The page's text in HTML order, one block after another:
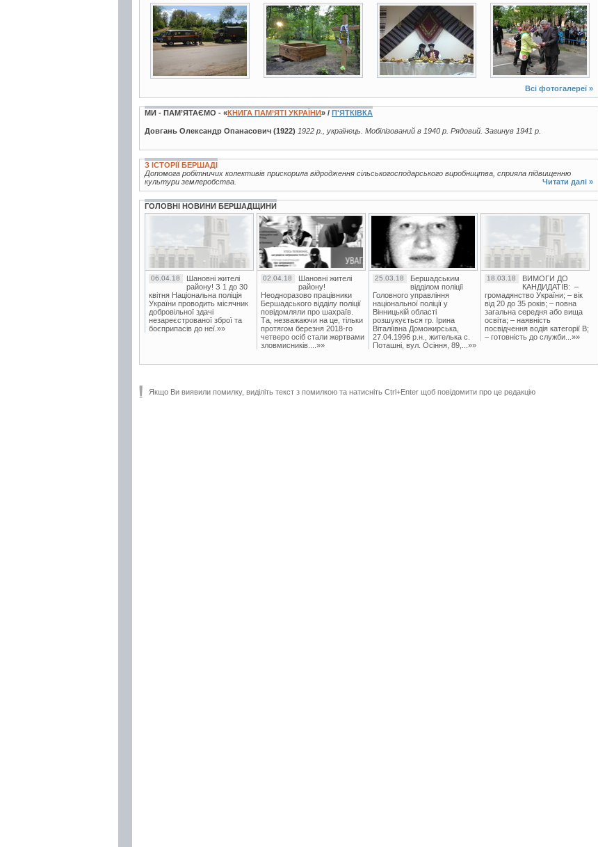
14 фото 5 фото 5 фото 4 фото
Всі фотогалереї »
МИ - ПАМ’ЯТАЄМО - «КНИГА ПАМ’ЯТІ УКРАЇНИ» / П'ЯТКІВКА
Довгань Олександр Опанасович (1922) 1922 р., українець. Мобілізований в 1940 р. Рядовий. Загинув 1941 р.
З ІСТОРІЇ БЕРШАДІ
Допомога робітничих колективів прискорила відродження сільськогосподарського виробництва, сприяла підвищенню
культури землеробства.
Читати далі »
ГОЛОВНІ НОВИНИ БЕРШАДЩИНИ
06.04.18
Шановні жителі
району! З 1 до 30
квітня Національна поліція
України проводить місячник
добровільної здачі
незареєстрованої зброї та
боєприпасів до неї.»»
02.04.18
Шановні жителі
району!
Неодноразово працівники
Бершадського відділу поліції
повідомляли про шахраїв.
Та, незважаючи на це, тільки
протягом березня 2018-го
четверо осіб стали жертвами
зловмисників....»»
25.03.18
Бершадським
відділом поліції
Головного управління
національної поліції у
Вінницькій області
розшукується гр. Ірина
Віталіївна Доможирська,
27.04.1996 р.н., жителька с.
Поташні, вул. Осіння, 89,...»»
18.03.18
ВИМОГИ ДО
КАНДИДАТІВ: –
громадянство України; – вік
від 20 до 35 років; – повна
загальна середня або вища
освіта; – наявність
посвідчення водія категорії В;
– готовність до служби...»»
Якщо Ви виявили помилку, виділіть текст з помилкою та натисніть Ctrl+Enter щоб повідомити про це редакцію